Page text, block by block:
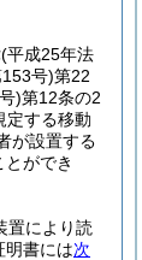
(平成25年法
号)第22
)第12条の2
定する移動
が設置する
ができ
置により読
明書には次